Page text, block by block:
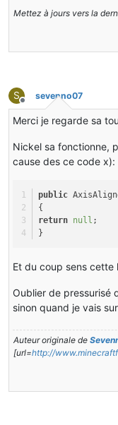
Mettez à jours vers la
S
Hors-ligne
sevenno07
Merci je regarde sa
Nickel sa fonctionne,
cause des ce code x):
public
{
return null ;
}
Et du coup sens cette
Oublier de pressurisé
sinon quand je vais
Auteur originale de
[url=http://